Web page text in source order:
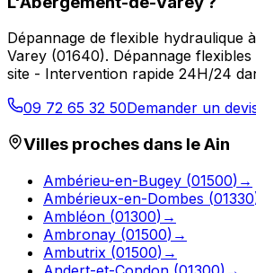
Dépannage de flexible hydraulique à
Varey (01640). Dépannage
site - Intervention rapide 24H/24
09 72 65 32 50Demander un
Villes proches dans leAin
Ambérieu-en-Bugey (01500) →
Ambérieux-en-Dombes (01330
Ambléon (01300) →
Ambronay (01500) →
Ambutrix (01500) →